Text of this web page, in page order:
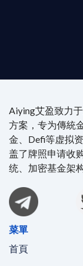
Aiying艾盈致力
方案，专为傳統
金、Defi等虚拟
盖了牌照申请收
统、加密基金架
菜單
首頁